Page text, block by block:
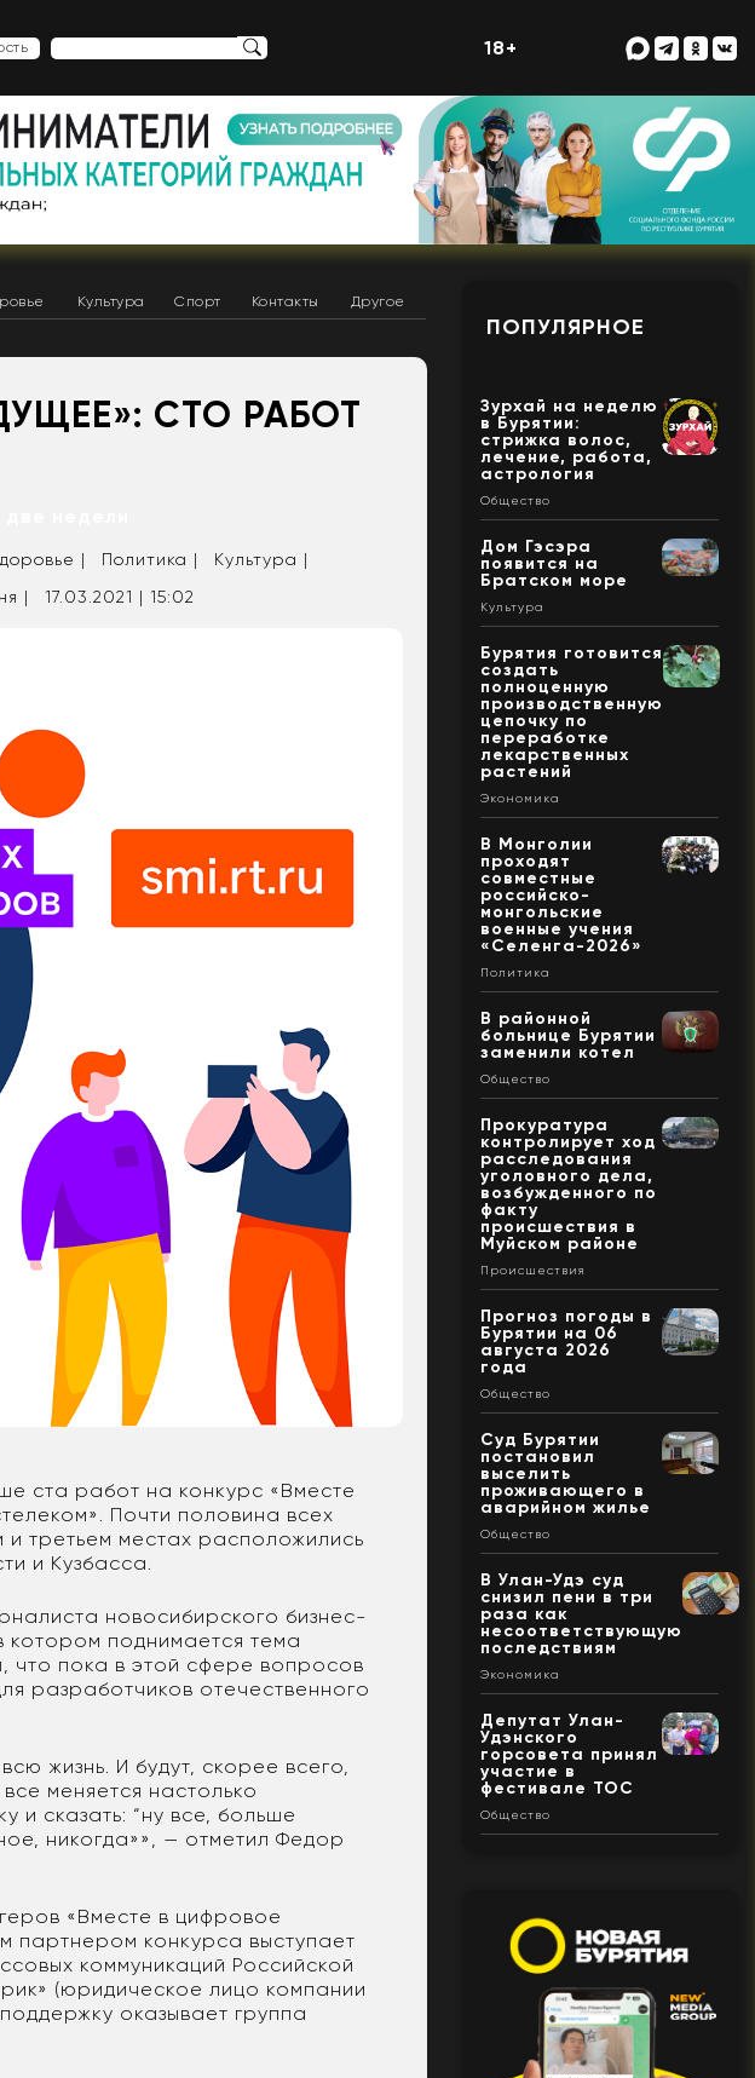
18+
Культура Спорт Контакты Другое
СТО РАБОТ
| Политика |
Культура |
| 17.03.2021 | 15:02
ста работ на конкурс «Вместе
Почти половина всех
третьем местах расположились
и Кузбасса.
новосибирского бизнес-
котором поднимается тема
что пока в этой сфере вопросов
разработчиков отечественного
жизнь. И будут, скорее всего,
меняется настолько
и сказать: “ну все, больше
никогда»», — отметил Федор
«Вместе в цифровое
партнером конкурса выступает
коммуникаций Российской
(юридическое лицо компании
оказывает группа
ПОПУЛЯРНОЕ
Зурхай на неделю
в Бурятии:
стрижка волос,
лечение, работа,
астрология
Общество
Дом Гэсэра
появится на
Братском море
Культура
Бурятия готовится
создать
полноценную
производственную
цепочку по
переработке
лекарственных
растений
Экономика
В Монголии
проходят
совместные
российско-
монгольские
военные учения
«Селенга-2026»
Политика
В районной
больнице Бурятии
заменили котел
Общество
Прокуратура
контролирует ход
расследования
уголовного дела,
возбужденного по
факту
происшествия в
Муйском районе
Происшествия
Прогноз погоды в
Бурятии на 06
августа 2026
года
Общество
Суд Бурятии
постановил
выселить
проживающего в
аварийном жилье
Общество
В Улан-Удэ суд
снизил пени в три
раза как
несоответствующую
последствиям
Экономика
Депутат Улан-
Удэнского
горсовета принял
участие в
фестивале ТОС
Общество